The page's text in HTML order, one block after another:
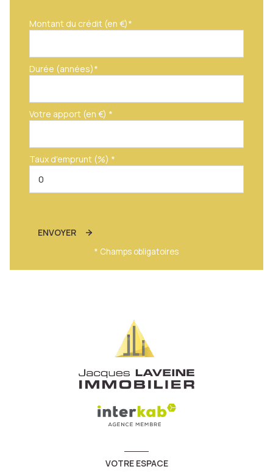
Montant du crédit (en €)*
Durée (années)*
Votre apport (en €) *
Taux d'emprunt (%) *
ENVOYER
* Champs obligatoires
VOTRE ESPACE